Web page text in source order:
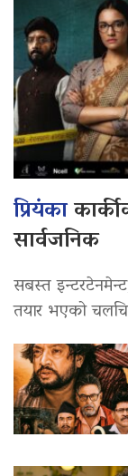
प्रियंका
सार्वजनिक
सबस्त
तयार भएको